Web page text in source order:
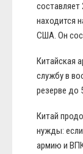
находится
США. Он
Китайская
службу в
резерве до
Китай
нужды: если
армию и